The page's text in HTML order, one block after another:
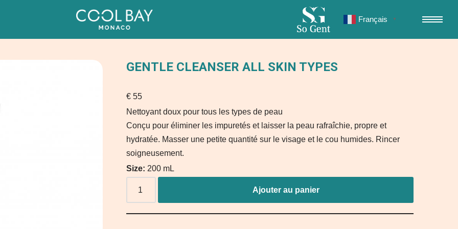
Français ▼
GENTLE CLEANSER ALL SKIN TYPES
€ 55
Nettoyant doux pour tous les types de peau
Conçu pour éliminer les impuretés et laisser la peau rafraîchie, propre et
hydratée. Masser une petite quantité sur le visage et le cou humides. Rincer
soigneusement.
Size: 200 mL
Ajouter au panier